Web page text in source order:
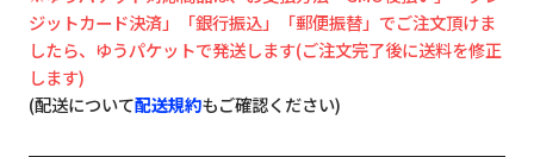
ジットカード決済」「銀行振込」「郵便振替」でご注文頂けま
したら、ゆうパケットで発送します(ご注文完了後に送料を修正
します)
(配送について配送規約もご確認ください)